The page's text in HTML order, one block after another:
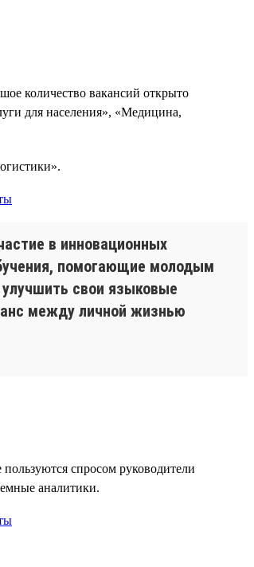
количество вакансий открыто
для населения», «Медицина,
в инновационных
помогающие молодым
свои языковые
между личной жизнью
спросом руководители
аналитики.